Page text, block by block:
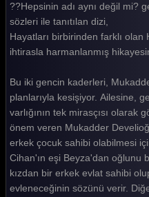
Gelin 199. Bölüm
Gelin 198. Bölüm
Gelin 196. Bölüm
Gelin 195. Bölüm
Gelin 194. Bölüm
Gelin 193. Bölüm
Gelin 192. Bölüm
??Hepsinin adı aynı değil mi?
sözleri ile tanıtılan dizi,
Hayatları birbirinden farklı
ihtirasla harmanlanmış
Bu iki gencin kaderleri,
planlarıyla kesişiyor. Ailesine,
varlığının tek mirasçısı olarak
önem veren Mukadder
erkek çocuk sahibi olabilmesi
Cihan'ın eşi Beyza'dan oğlunu
kızdan bir erkek evlat sahibi
evleneceğinin sözünü verir.